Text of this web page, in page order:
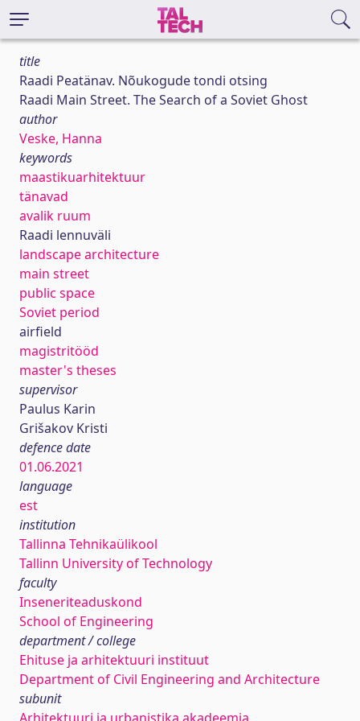
title
Raadi Peatänav. Nõukogude tondi otsing
Raadi Main Street. The Search of a Soviet Ghost
author
Veske, Hanna
keywords
maastikuarhitektuur
tänavad
avalik ruum
Raadi lennuväli
landscape architecture
main street
public space
Soviet period
airfield
magistritööd
master's theses
supervisor
Paulus Karin
Grišakov Kristi
defence date
01.06.2021
language
est
institution
Tallinna Tehnikaülikool
Tallinn University of Technology
faculty
Inseneriteaduskond
School of Engineering
department / college
Ehituse ja arhitektuuri instituut
Department of Civil Engineering and Architecture
subunit